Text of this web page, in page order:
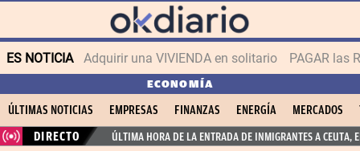
ES NOTICIA Adquirir una VIVIENDA en solitario PAGAR las
ECONOMÍA
ÚLTIMAS NOTICIAS EMPRESAS FINANZAS ENERGÍA MERCADOS
DIRECTO
ÚLTIMA HORA DE LA ENTRADA DE INMIGRANTES A CEUTA,